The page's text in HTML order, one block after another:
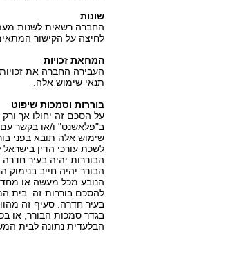
שונות
החברה רשאית לשנות
לחיצה על הקישור
המחאת זכויות
העבירה החברה את
תנאי שימוש אלה.
בוררות וסמכות שיפוט
על הסכם זה יחולו אך
ב"פלאשנט" ו/או בקשר
שימוש אלה תובא בפני
לשכת עורכי הדין
הבוררות יהיה בעיר
הבורר יהיה חייב
הנובע מכל מעשה או
בעיר חדרה. סעיף זה
בגדר סמכות הבורר, או
הבלעדית נתונה לבית